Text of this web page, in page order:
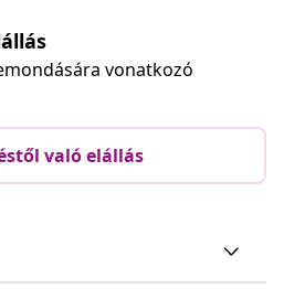
vonatkozó
való elállás